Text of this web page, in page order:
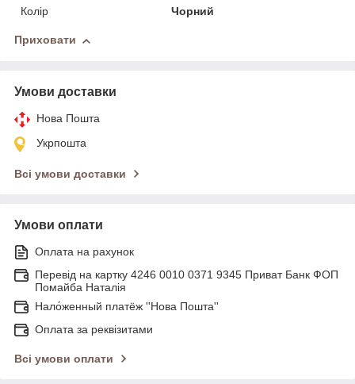
Колір
Чорний
Приховати
Умови доставки
Нова Пошта
Укрпошта
Всі умови доставки
Умови оплати
Оплата на рахунок
Перевід на картку 4246 0010 0371 9345 Приват Банк ФОП
Помайба Наталія
Нало́женный платёж ''Нова Пошта''
Оплата за реквізитами
Всі умови оплати